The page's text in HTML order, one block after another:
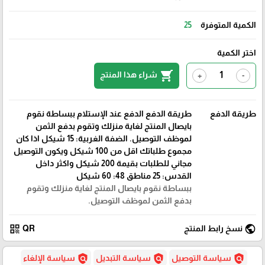
الكمية المتوفرة 25
اختر الكمية
-
+
shopping_cart شراء هذا المنتج
طريقة الدفع
طريقة الدفع الدفع عند الإستلام ببساطة نقوم
بايصال المنتج لغاية منزلك وتقوم بدفع الثمن
لموظف التوصيل. الضفة الغربية: 15 شيكل اذا كان
مجموع طلباتك اقل من 100 شيكل ويكون التوصيل
مجاني للطلبات بقيمة 200 شيكل واكثر داخل
القدس: 25 مناطق 48: 60 شيكل
ببساطة نقوم بايصال المنتج لغاية منزلك وتقوم
بدفع الثمن لموظف التوصيل.
public نسخ رابط المنتج QR
qr_code
policy سياسة التوصيل policy سياسة التبديل policy سياسة الإلغاء